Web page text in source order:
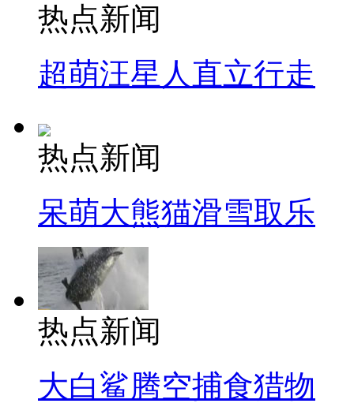
热点新闻
超萌汪星人直立行走
热点新闻
呆萌大熊猫滑雪取乐
热点新闻
大白鲨腾空捕食猎物